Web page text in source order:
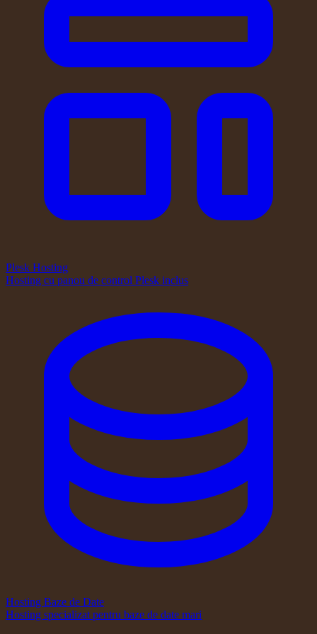
Plesk Hosting
Hosting cu panou de control Plesk inclus
Hosting Baze de Date
Hosting specializat pentru baze de date mari